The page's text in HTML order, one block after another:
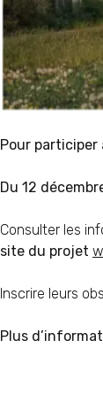
Pour
Du 12
Consulter les
site du projet
Inscrire leurs
Plus